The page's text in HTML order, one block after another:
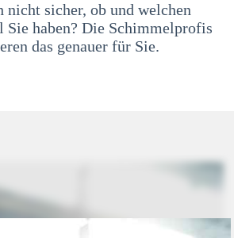
nicht sicher, ob und welchen
Sie haben? Die Schimmelprofis
das genauer für Sie.